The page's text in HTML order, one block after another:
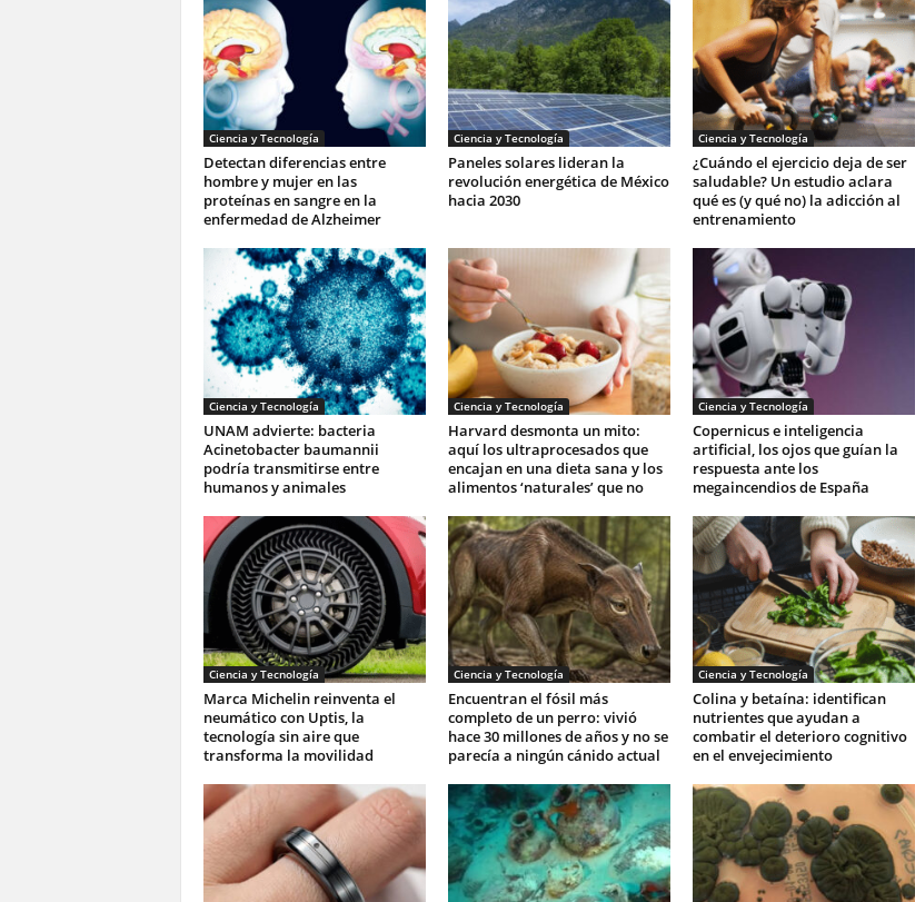
Ciencia y Tecnología
Detectan diferencias entre
hombre y mujer en las
proteínas en sangre en la
enfermedad de Alzheimer
Ciencia y Tecnología
Paneles solares lideran la
revolución energética de México
hacia 2030
Ciencia y Tecnología
¿Cuándo el ejercicio deja de ser
saludable? Un estudio aclara
qué es (y qué no) la adicción al
entrenamiento
Ciencia y Tecnología
UNAM advierte: bacteria
Acinetobacter baumannii
podría transmitirse entre
humanos y animales
Ciencia y Tecnología
Harvard desmonta un mito:
aquí los ultraprocesados que
encajan en una dieta sana y los
alimentos ‘naturales’ que no
Ciencia y Tecnología
Copernicus e inteligencia
artificial, los ojos que guían la
respuesta ante los
megaincendios de España
Ciencia y Tecnología
Marca Michelin reinventa el
neumático con Uptis, la
tecnología sin aire que
transforma la movilidad
Ciencia y Tecnología
Encuentran el fósil más
completo de un perro: vivió
hace 30 millones de años y no se
parecía a ningún cánido actual
Ciencia y Tecnología
Colina y betaína: identifican
nutrientes que ayudan a
combatir el deterioro cognitivo
en el envejecimiento